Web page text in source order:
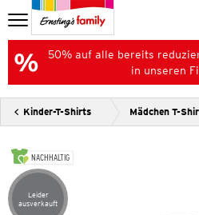
50% auf alle bereits
in unseren
Kinder-T-Shirts Mädchen T-
NACHHALTIG
Artikel leider ausverkauft
Leider
ausverkauft